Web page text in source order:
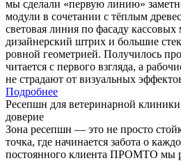
мы сделали «первую линию»
модули в сочетании с тёплым
световая линия по фасаду
дизайнерский штрих и большие
ровной геометрией. Получилось
читается с первого взгляда, а
не страдают от визуальных
Подробнее
Ресепшн для ветеринарной
доверие
Зона ресепшн — это не просто
точка, где начинается забота о
постоянного клиента ПРОМТО мы